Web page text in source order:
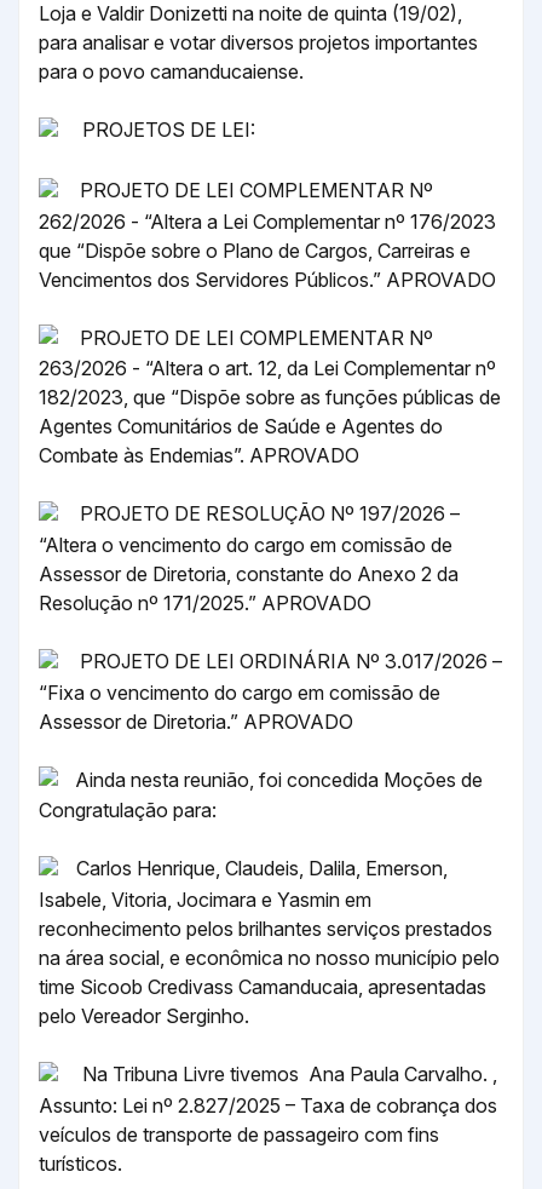
Loja e Valdir Donizetti na noite de quinta (19/02),
para analisar e votar diversos projetos importantes
para o povo camanducaiense.
PROJETOS DE LEI:
PROJETO DE LEI COMPLEMENTAR Nº
262/2026 - “Altera a Lei Complementar nº 176/2023
que “Dispõe sobre o Plano de Cargos, Carreiras e
Vencimentos dos Servidores Públicos.” APROVADO
PROJETO DE LEI COMPLEMENTAR Nº
263/2026 - “Altera o art. 12, da Lei Complementar nº
182/2023, que “Dispõe sobre as funções públicas de
Agentes Comunitários de Saúde e Agentes do
Combate às Endemias”. APROVADO
PROJETO DE RESOLUÇÃO Nº 197/2026 –
“Altera o vencimento do cargo em comissão de
Assessor de Diretoria, constante do Anexo 2 da
Resolução nº 171/2025.” APROVADO
PROJETO DE LEI ORDINÁRIA Nº 3.017/2026 –
“Fixa o vencimento do cargo em comissão de
Assessor de Diretoria.” APROVADO
Ainda nesta reunião, foi concedida Moções de
Congratulação para:
Carlos Henrique, Claudeis, Dalila, Emerson,
Isabele, Vitoria, Jocimara e Yasmin em
reconhecimento pelos brilhantes serviços prestados
na área social, e econômica no nosso município pelo
time Sicoob Credivass Camanducaia, apresentadas
pelo Vereador Serginho.
Na Tribuna Livre tivemos Ana Paula Carvalho. ,
Assunto: Lei nº 2.827/2025 – Taxa de cobrança dos
veículos de transporte de passageiro com fins
turísticos.